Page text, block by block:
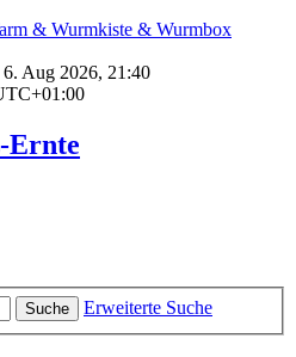
& Wurmkiste & Wurmbox
Aug 2026, 21:40
Ernte
Suche
Erweiterte Suche